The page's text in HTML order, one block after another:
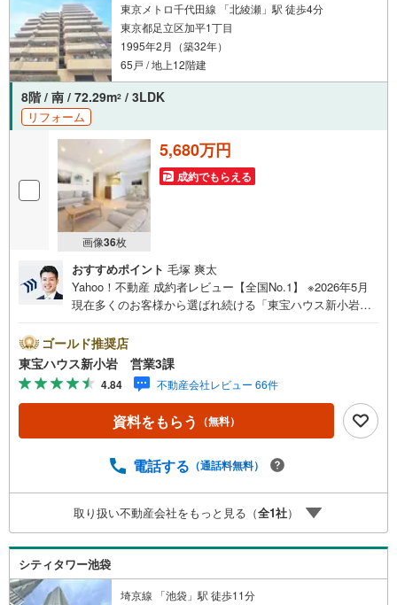
東京メトロ千代田線 「北綾瀬」駅 徒歩4分
東京都足立区加平1丁目
1995年2月（築32年）
65戸 / 地上12階建
8階 / 南 / 72.29m2 / 3LDK
リフォーム
画像36枚
5,680万円
成約でもらえる
おすすめポイント 毛塚 爽太
Yahoo！不動産 成約者レビュー【全国No.1】 ※2026年5月
現在多くのお客様から選ばれ続ける「東宝ハウス新小岩」
見学OK■営業時間内（9:00～20:00）はお電話でのご連絡が
スムーズです。ご自宅への送迎・最寄駅でのお待ち合わせ
等、お気軽にご相談ください。 選ばれる3つの「圧倒的メ
リット」 （1）【業界最低水準の提携住宅ローン】「他社
で断られた」「借入がある」方も独自審査で多数承認！優
遇金利と各種手数料0円でお得に。（2）【未来カレンダー
ュレーション。「月々いくらなら安心か」をプロが明確に
す。 Yahoo！不動産キャンペーン対象店舗 当店でのご成約
でPayPayボーナスがもらえるキャンペーン対象です！※必
ずYahoo！ JAPAN IDでログインの上お問い合わせくださ
い。
ゴールド推奨店
東宝ハウス新小岩 営業3課
4.84 不動産会社レビュー 66件
資料をもらう （無料）
電話する （通話料無料）
取り扱い不動産会社をもっと見る（全1社）
シティタワー池袋
埼京線 「池袋」駅 徒歩11分